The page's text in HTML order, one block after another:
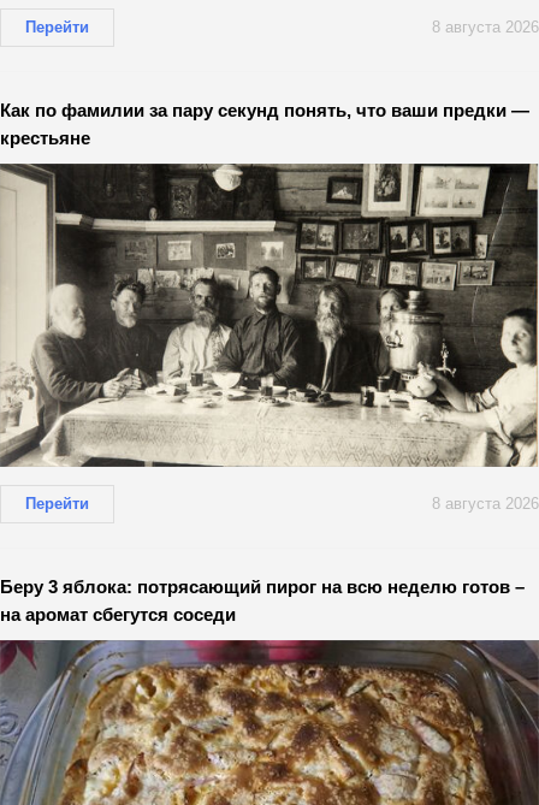
Перейти 8 августа 2026
Как по фамилии за пару секунд понять, что ваши предки —
крестьяне
Перейти 8 августа 2026
Беру 3 яблока: потрясающий пирог на всю неделю готов –
на аромат сбегутся соседи